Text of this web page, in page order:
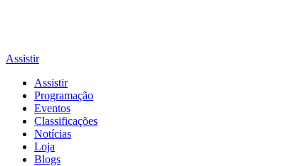
Assistir
Assistir
Programação
Eventos
Classificações
Notícias
Loja
Blogs